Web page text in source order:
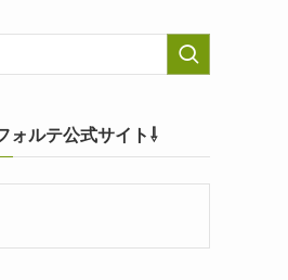
ォルテ公式サイト⇩